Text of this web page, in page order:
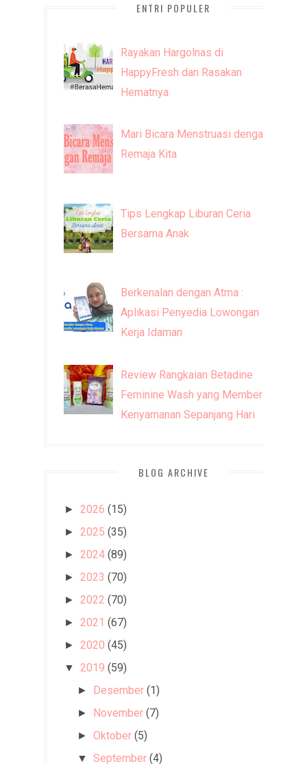
ENTRI POPULER
Rayakan Hargolnas di
HappyFresh dan Rasakan
Hematnya
Mari Bicara Menstruasi dengan
Remaja Kita
Tips Lengkap Liburan Ceria
Bersama Anak
Berkenalan dengan Atma :
Aplikasi Penyedia Lowongan
Kerja Idaman
Review Rangkaian Betadine
Feminine Wash yang Memberi
Kenyamanan Sepanjang Hari
BLOG ARCHIVE
► 2026 (15)
► 2025 (35)
► 2024 (89)
► 2023 (70)
► 2022 (70)
► 2021 (67)
► 2020 (45)
▼ 2019 (59)
► Desember (1)
► November (7)
►Oktober (5)
▼ September (4)